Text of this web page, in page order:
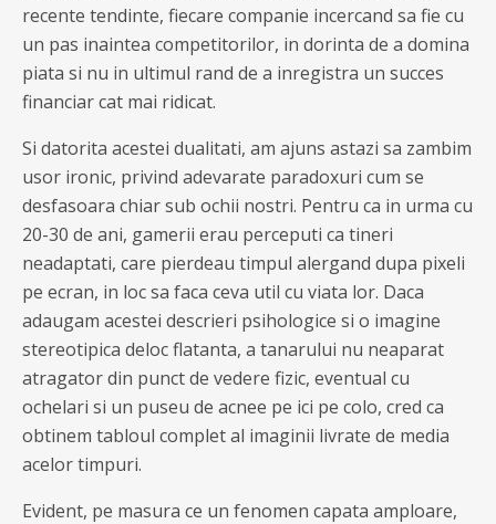
recente tendinte, fiecare companie incercand sa fie cu
un pas inaintea competitorilor, in dorinta de a domina
piata si nu in ultimul rand de a inregistra un succes
financiar cat mai ridicat.
Si datorita acestei dualitati, am ajuns astazi sa zambim
usor ironic, privind adevarate paradoxuri cum se
desfasoara chiar sub ochii nostri. Pentru ca in urma cu
20-30 de ani, gamerii erau perceputi ca tineri
neadaptati, care pierdeau timpul alergand dupa pixeli
pe ecran, in loc sa faca ceva util cu viata lor. Daca
adaugam acestei descrieri psihologice si o imagine
stereotipica deloc flatanta, a tanarului nu neaparat
atragator din punct de vedere fizic, eventual cu
ochelari si un puseu de acnee pe ici pe colo, cred ca
obtinem tabloul complet al imaginii livrate de media
acelor timpuri.
Evident, pe masura ce un fenomen capata amploare,